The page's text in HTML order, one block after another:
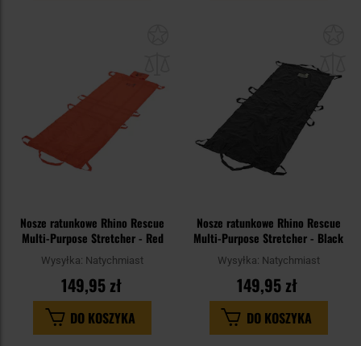
Nosze ratunkowe Rhino Rescue
Multi-Purpose Stretcher - Red
Wysyłka: Natychmiast
149,95 zł
DO KOSZYKA
Nosze ratunkowe Rhino Rescue
Multi-Purpose Stretcher - Black
Wysyłka: Natychmiast
149,95 zł
DO KOSZYKA